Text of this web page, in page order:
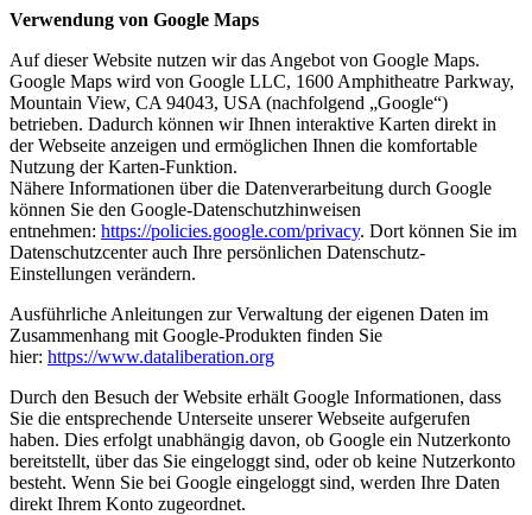
Verwendung von Google Maps
Auf dieser Website nutzen wir das Angebot von Google Maps.
Google Maps wird von Google LLC, 1600 Amphitheatre Parkway,
Mountain View, CA 94043, USA (nachfolgend „Google“)
betrieben. Dadurch können wir Ihnen interaktive Karten direkt in
der Webseite anzeigen und ermöglichen Ihnen die komfortable
Nutzung der Karten-Funktion.
Nähere Informationen über die Datenverarbeitung durch Google
können Sie den Google-Datenschutzhinweisen
entnehmen: https://policies.google.com/privacy. Dort können Sie im
Datenschutzcenter auch Ihre persönlichen Datenschutz-
Einstellungen verändern.
Ausführliche Anleitungen zur Verwaltung der eigenen Daten im
Zusammenhang mit Google-Produkten finden Sie
hier: https://www.dataliberation.org
Durch den Besuch der Website erhält Google Informationen, dass
Sie die entsprechende Unterseite unserer Webseite aufgerufen
haben. Dies erfolgt unabhängig davon, ob Google ein Nutzerkonto
bereitstellt, über das Sie eingeloggt sind, oder ob keine Nutzerkonto
besteht. Wenn Sie bei Google eingeloggt sind, werden Ihre Daten
direkt Ihrem Konto zugeordnet.